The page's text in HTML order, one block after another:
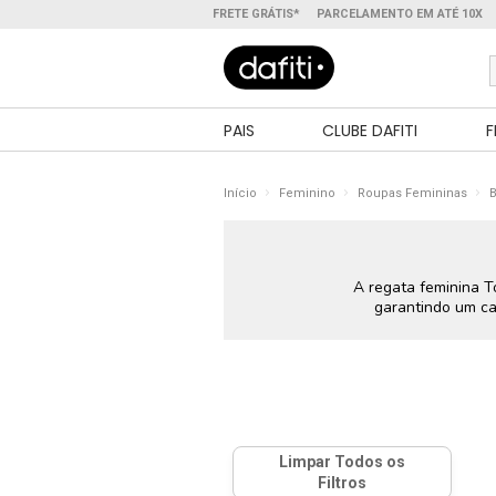
FRETE GRÁTIS* PARCELAMENTO EM ATÉ 10X
PAIS CLUBE DAFITI
Início Feminino Roupas Femininas
A regata feminina
garantindo um